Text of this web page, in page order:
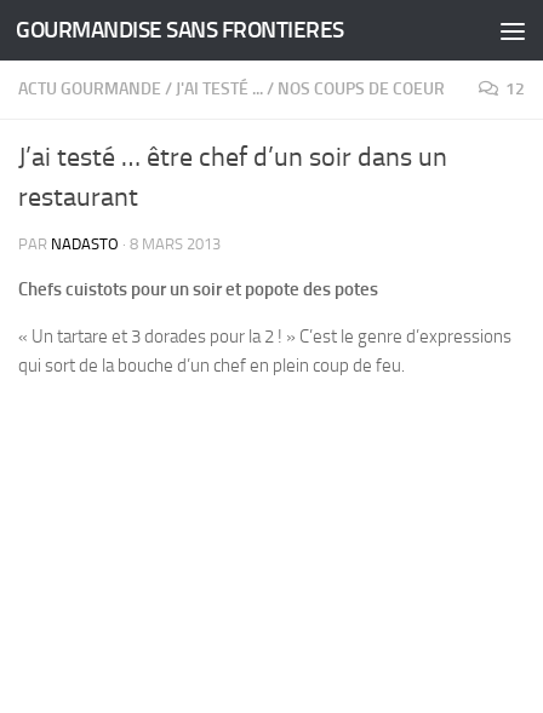
Skip to content
GOURMANDISE SANS FRONTIERES
ACTU GOURMANDE / J'AI TESTÉ .../ NOS COUPS DE COEUR 12
J’ai testé … être chef d’un soir dans un
restaurant
PAR NADASTO · 8 MARS 2013
Chefs cuistots pour un soir et popote des potes
« Un tartare et 3 dorades pour la 2 ! » C’est le genre d’expressions
qui sort de la bouche d’un chef en plein coup de feu.